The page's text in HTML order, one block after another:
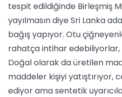
tespit edildiğinde Birleşmiş
yayılmasın diye Sri Lanka
bağış yapıyor. Otu
rahatça intihar
Doğal olarak da üretilen
maddeler kişiyi yatıştırıyor,
ediyor ama sentetik